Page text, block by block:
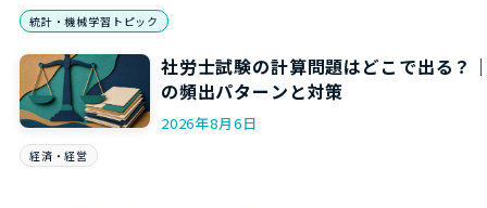
統計・機械学習トピック
社労士試験の計算問題はどこで出る？
の頻出パターンと対策
2026年8月6日
経済・経営